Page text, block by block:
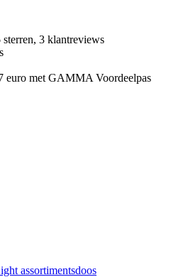
3 klantreviews
euro met GAMMA Voordeelpas
assortimentsdoos